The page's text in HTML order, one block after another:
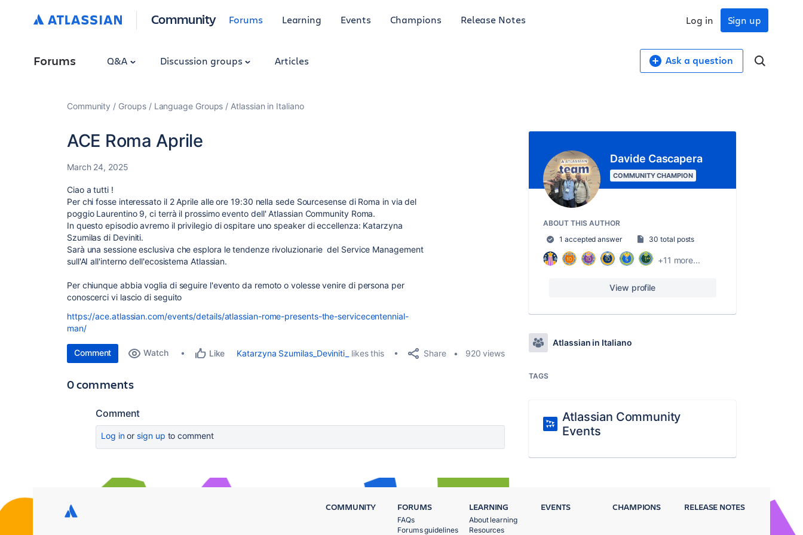
Community Forums Learning Events Champions Release Notes Sign up
Log in
Forums Q&A Discussion groups Articles Ask a question
Community Groups Language Groups Atlassian in Italiano
ACE Roma Aprile
March 24, 2025
Ciao a tutti !
Per chi fosse interessato il 2 Aprile alle ore 19:30 nella sede Sourcesense di Roma in via del
poggio Laurentino 9, ci terrà il prossimo evento dell' Atlassian Community Roma.
In questo episodio avremo il privilegio di ospitare uno speaker di eccellenza: Katarzyna
Szumilas di Deviniti.
Sarà una sessione esclusiva che esplora le tendenze rivoluzionarie del Service Management
sull'AI all'interno dell'ecosistema Atlassian.
Per chiunque abbia voglia di seguire l'evento da remoto o volesse venire di persona per
conoscerci vi lascio di seguito
https://ace.atlassian.com/events/details/atlassian-rome-presents-the-servicecentennial-
man/
Comment Watch Like Katarzyna Szumilas_Deviniti_ likes this Share 920 views
0 comments
Comment
Log inor sign up to comment
Davide Cascapera
COMMUNITY CHAMPION
ABOUT THIS AUTHOR
1 accepted answer
30 total posts
+11 more...
View profile
Atlassian in Italiano
TAGS
Atlassian Community
Events
COMMUNITY FORUMS
FAQs
Forums guidelines
LEARNING
About learning
Resources
EVENTS CHAMPIONS RELEASE NOTES